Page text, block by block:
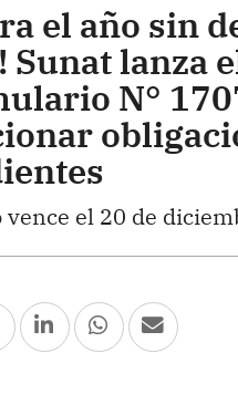
el año sin
Sunat lanza
N°
vence el 20 de